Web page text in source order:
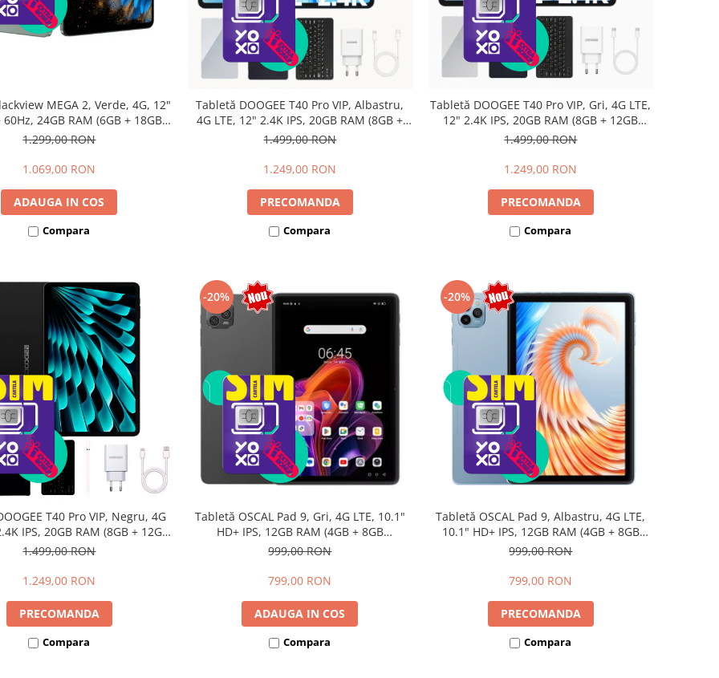
MEGA 2, Verde, 4G, 12"
60Hz, 24GB RAM (6GB + 18GB
256GB ROM, Android 15,
Face Unlock, Dual SIM
1.299,00 RON
1.069,00 RON
ADAUGA IN COS
Compara
Tabletă DOOGEE T40 Pro VIP, Albastru,
4G LTE, 12" 2.4K IPS, 20GB RAM (8GB +
12GB extensibili), 512GB, Helio G99,
1.499,00 RON
1.249,00 RON
PRECOMANDA
Compara
Tabletă DOOGEE T40 Pro VIP, Gri, 4G LTE,
12" 2.4K IPS, 20GB RAM (8GB + 12GB
extensibili), 512GB, Helio G99, 10800mAh,
1.499,00 RON
1.249,00 RON
PRECOMANDA
Compara
T40 Pro VIP, Negru, 4G
IPS, 20GB RAM (8GB + 12GB
512GB, Helio G99, 10800mAh,
1.499,00 RON
1.249,00 RON
PRECOMANDA
Compara
-20%
Tabletă OSCAL Pad 9, Gri, 4G LTE, 10.1"
HD+ IPS, 12GB RAM (4GB + 8GB
extensibili), 128GB, Android 15,
999,00 RON
799,00 RON
ADAUGA IN COS
Compara
-20%
Tabletă OSCAL Pad 9, Albastru, 4G LTE,
10.1" HD+ IPS, 12GB RAM (4GB + 8GB
extensibili), 128GB, Android 15,
999,00 RON
799,00 RON
PRECOMANDA
Compara